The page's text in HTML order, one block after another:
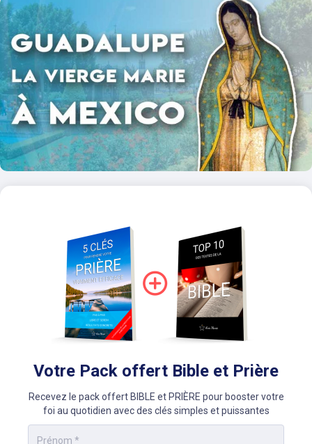
Votre Pack offert Bible et Prière
Recevez le pack offert BIBLE et PRIÈRE pour booster votre
foi au quotidien avec des clés simples et puissantes